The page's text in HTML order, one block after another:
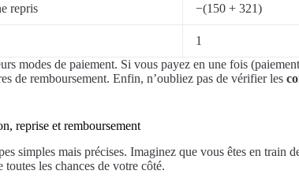
repris −(150 + 321)
1
modes de paiement. Si vous payez en une fois (paiement
de remboursement. Enfin, n’oubliez pas de vérifier les
reprise et remboursement
simples mais précises. Imaginez que vous êtes en
les chances de votre côté.